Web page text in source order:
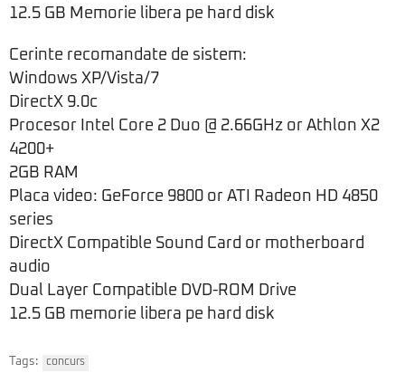
12.5 GB Memorie libera pe hard disk
Cerinte recomandate de sistem:
Windows XP/Vista/7
DirectX 9.0c
Procesor Intel Core 2 Duo @ 2.66GHz or Athlon X2
4200+
2GB RAM
Placa video: GeForce 9800 or ATI Radeon HD 4850
series
DirectX Compatible Sound Card or motherboard
audio
Dual Layer Compatible DVD-ROM Drive
12.5 GB memorie libera pe hard disk
Tags: concurs